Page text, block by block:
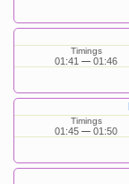
Timings
01:41 01:46
Timings
01:45 01:50